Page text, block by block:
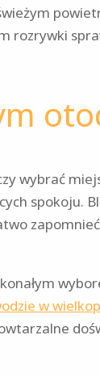
wybrać
spokoju.
w